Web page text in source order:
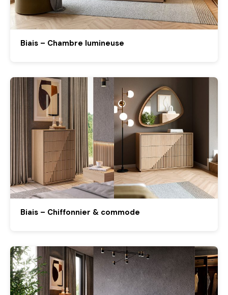
Biais – Chambre lumineuse
Biais – Chiffonnier & commode